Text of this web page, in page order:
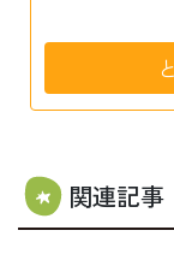
関連記事